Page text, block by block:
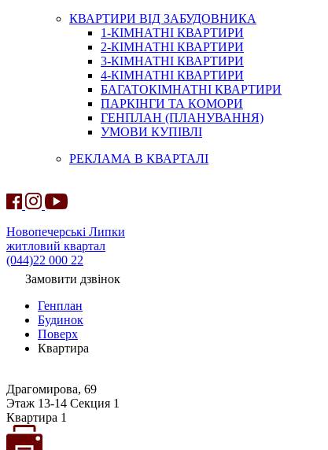
КВАРТИРИ ВІД ЗАБУДОВНИКА
1-КІМНАТНІ КВАРТИРИ
2-КІМНАТНІ КВАРТИРИ
3-КІМНАТНІ КВАРТИРИ
4-КІМНАТНІ КВАРТИРИ
БАГАТОКІМНАТНІ КВАРТИРИ
ПАРКІНГИ ТА КОМОРИ
ГЕНПЛАН (ПЛАНУВАННЯ)
УМОВИ КУПІВЛІ
РЕКЛАМА В КВАРТАЛІ
Новопечерські Липки
житловий квартал
(044)22 000 22
Замовити дзвінок
Генплан
Будинок
Поверх
Квартира
Драгомирова, 69
Этаж 13-14 Секция 1
Квартира 1